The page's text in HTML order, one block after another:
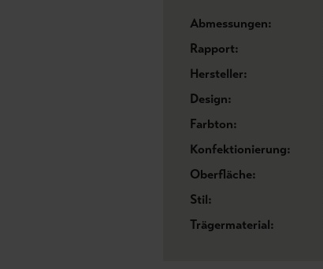
Abmessungen:
Rapport:
Hersteller:
Design:
Farbton:
Konfektionierung:
Oberfläche:
Stil:
Trägermaterial: